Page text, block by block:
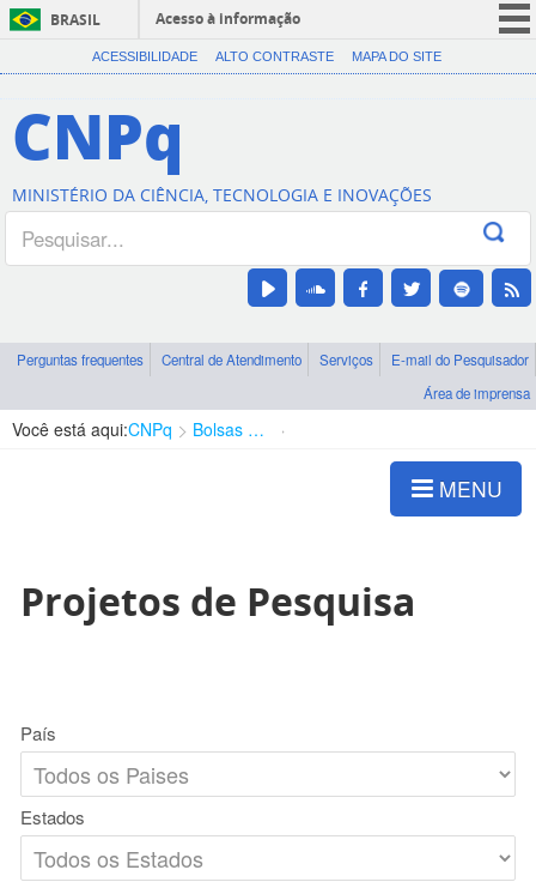
BRASIL
Acesso à informação
CORONAVÍRUS (COVID-19)
Canais
ACESSIBILIDADE ALTO CONTRASTE MAPA DO SITE
CNPq
MINISTÉRIO DA CIÊNCIA, TECNOLOGIA E INOVAÇÕES
Perguntas frequentes Central de Atendimento Serviços
E-mail do Pesquisador
Área de imprensa
Você está aqui:CNPq Bolsas e Auxílios Vigentes
MENU
Projetos de Pesquisa
País
Estados